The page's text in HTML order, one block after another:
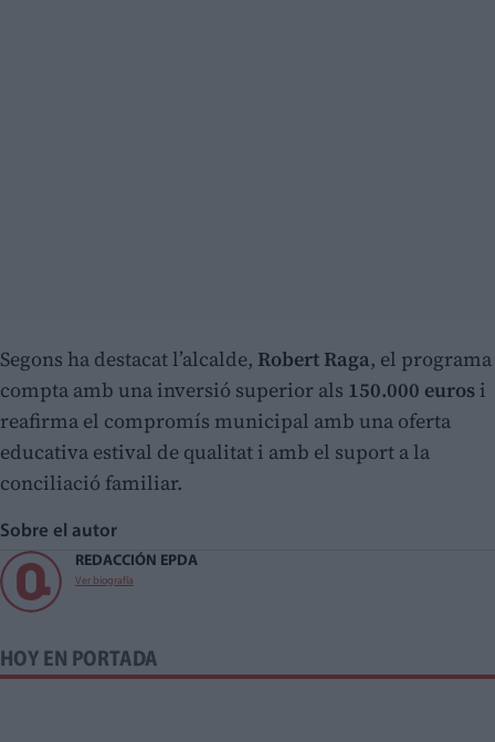
Segons ha destacat l’alcalde, Robert Raga, el programa
compta amb una inversió superior als 150.000 euros i
reafirma el compromís municipal amb una oferta
educativa estival de qualitat i amb el suport a la
conciliació familiar.
Sobre el autor
REDACCIÓN EPDA
Ver biografía
HOY EN PORTADA